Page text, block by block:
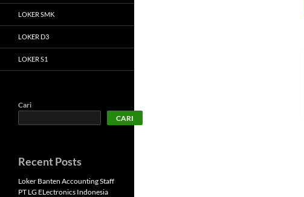
LOKER SMK
LOKER D3
LOKER S1
Cari
CARI
Recent Posts
Loker Banten Accounting Staff
PT LG ELectronics Indonesia